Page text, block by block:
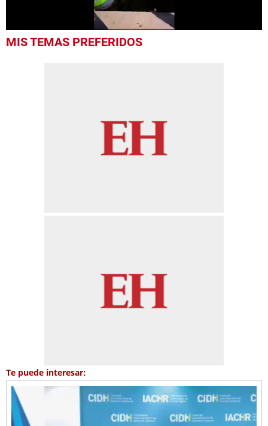
seconds
MIS TEMAS PREFERIDOS
Te puede interesar: